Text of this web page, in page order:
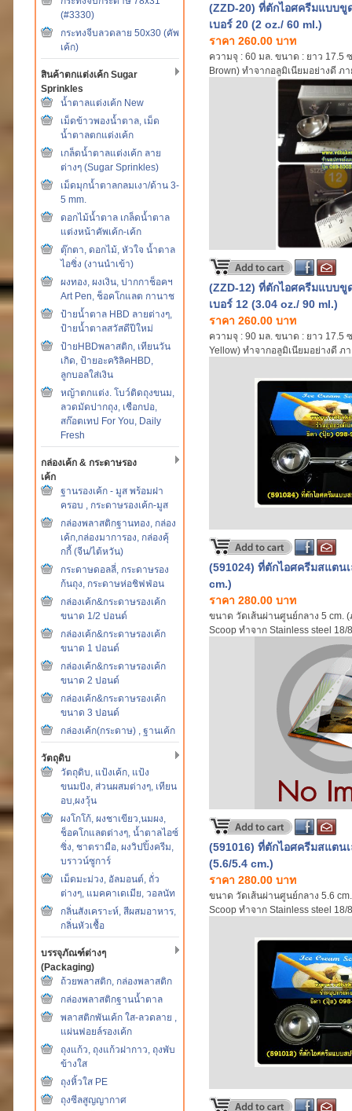
(#3330)
กระทงจีบลวดลาย 50x30 (คัพ
เค้ก)
สินค้าตกแต่งเค้ก Sugar
Sprinkles
น้ำตาลแต่งเค้ก New
เม็ดข้าวพองน้ำตาล, เม็ด
น้ำตาลตกแต่งเค้ก
เกล็ดน้ำตาลแต่งเค้ก ลาย
ต่างๆ (Sugar Sprinkles)
เม็ดมุกน้ำตาลกลมเงา/ด้าน 3-
5 mm.
ดอกไม้น้ำตาล เกล็ดน้ำตาล
แต่งหน้าคัพเค้ก-เค้ก
ตุ๊กตา, ดอกไม้, หัวใจ น้ำตาล
ไอซิ่ง (งานนำเข้า)
ผงทอง, ผงเงิน, ปากกาช็อคฯ
Art Pen, ช็อคโกแลต กานาช
ป้ายน้ำตาล HBD ลายต่างๆ,
ป้ายน้ำตาลสวัสดีปีใหม่
ป้ายHBDพลาสติก, เทียนวัน
เกิด, ป้ายอะคริลิคHBD,
ลูกบอลใส่เงิน
หญ้าตกแต่ง. โบว์ติดถุงขนม,
ลวดมัดปากถุง, เชือกปอ,
สก๊อตเทป For You, Daily
Fresh
กล่องเค้ก & กระดาษรอง
เค้ก
ฐานรองเค้ก - มูส พร้อมฝา
ครอบ , กระดาษรองเค้ก-มูส
กล่องพลาสติกฐานทอง, กล่อง
เค้ก,กล่องมาการอง, กล่องคุ้
กกี้ (จีน/ไต้หวัน)
กระดาษดอลลี่, กระดาษรอง
ก้นถุง, กระดาษห่อชิฟฟ่อน
กล่องเค้ก&กระดาษรองเค้ก
ขนาด 1/2 ปอนด์
กล่องเค้ก&กระดาษรองเค้ก
ขนาด 1 ปอนด์
กล่องเค้ก&กระดาษรองเค้ก
ขนาด 2 ปอนด์
กล่องเค้ก&กระดาษรองเค้ก
ขนาด 3 ปอนด์
กล่องเค้ก(กระดาษ) , ฐานเค้ก
วัตถุดิบ
วัตถุดิบ, แป้งเค้ก, แป้ง
ขนมปัง, ส่วนผสมต่างๆ, เทียน
อบ,ผงวุ้น
ผงโกโก้, ผงชาเขียว,นมผง,
ช็อคโกแลตต่างๆ, น้ำตาลไอซ์
ซิ่ง, ชาตรามือ, ผงวิปปิ้งครีม,
บราวน์ซูการ์
เม็ดมะม่วง, อัลมอนต์, ถั่ว
ต่างๆ, แมคคาเดเมีย, วอลนัท
กลิ่นสังเคราะห์, สีผสมอาหาร,
กลิ่นหัวเชื้อ
บรรจุภัณฑ์ต่างๆ
(Packaging)
ถ้วยพลาสติก, กล่องพลาสติก
กล่องพลาสติกฐานน้ำตาล
พลาสติกพันเค้ก ใส-ลวดลาย ,
แผ่นฟอยล์รองเค้ก
ถุงแก้ว, ถุงแก้วฝากาว, ถุงพับ
ข้างใส
ถุงหิ้วใส PE
ถุงซีลสูญญากาศ
(ZZD-20) ที่ตักไอศครีมแบบขู
เบอร์ 20 (2 oz./ 60 ml.)
ราคา 260.00 บาท
ความจุ : 60 มล. ขนาด : ยาว 17.5
Brown) ทำจากอลูมิเนียมอย่างดี ภ
ทำให้ใช้งานง่าย Polished cast
defrosting, (Hand wash only)
(ZZD-12) ที่ตักไอศครีมแบบขู
เบอร์ 12 (3.04 oz./ 90 ml.)
ราคา 260.00 บาท
ความจุ : 90 มล. ขนาด : ยาว 17.5
Yellow) ทำจากอลูมิเนียมอย่างดี ภ
defrosting, (Hand wash only)
(591024) ที่ตักไอศครีมสแตน
cm.)
ราคา 280.00 บาท
ขนาด วัดเส้นผ่านศูนย์กลาง 5 cm. (
Scoop ทำจาก Stainless steel
เป็นชิ้นเดียวกันทั้งด้าม เพิ่มความแ
(591016) ที่ตักไอศครีมสแตน
(5.6/5.4 cm.)
ราคา 280.00 บาท
ขนาด วัดเส้นผ่านศูนย์กลาง 5.6
Scoop ทำจาก Stainless steel
(สินค้านำเข้า)